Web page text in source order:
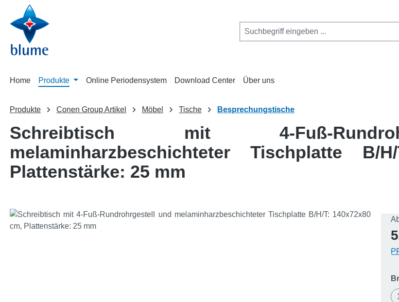
Hauptinhalt springen
Zur Suche springen
Zur Hauptnavigation springen
Home Produkte Online Periodensystem Download Center Über uns
Produkte Conen Group Artikel Möbel Tische Besprechungstische
Schreibtisch mit 4-Fuß-
melaminharzbeschichteter Tischplatte B/
Plattenstärke: 25 mm
Bildergalerie überspringen